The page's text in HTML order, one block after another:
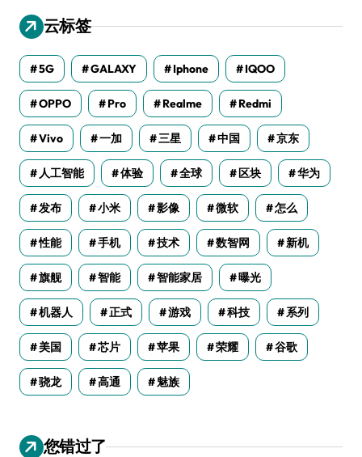
云标签
5G GALAXY Iphone IQOO
OPPO Pro Realme Redmi
Vivo 一加 三星 中国 京东
人工智能 体验 全球 区块 华为
发布 小米 影像 微软 怎么
性能 手机 技术 数智网 新机
旗舰 智能 智能家居 曝光
机器人 正式 游戏 科技 系列
美国 芯片 苹果 荣耀 谷歌
骁龙 高通 魅族
您错过了